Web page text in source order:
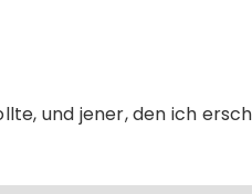
und jener, den ich